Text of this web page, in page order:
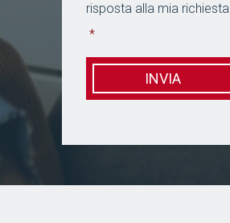
risposta alla mia
*